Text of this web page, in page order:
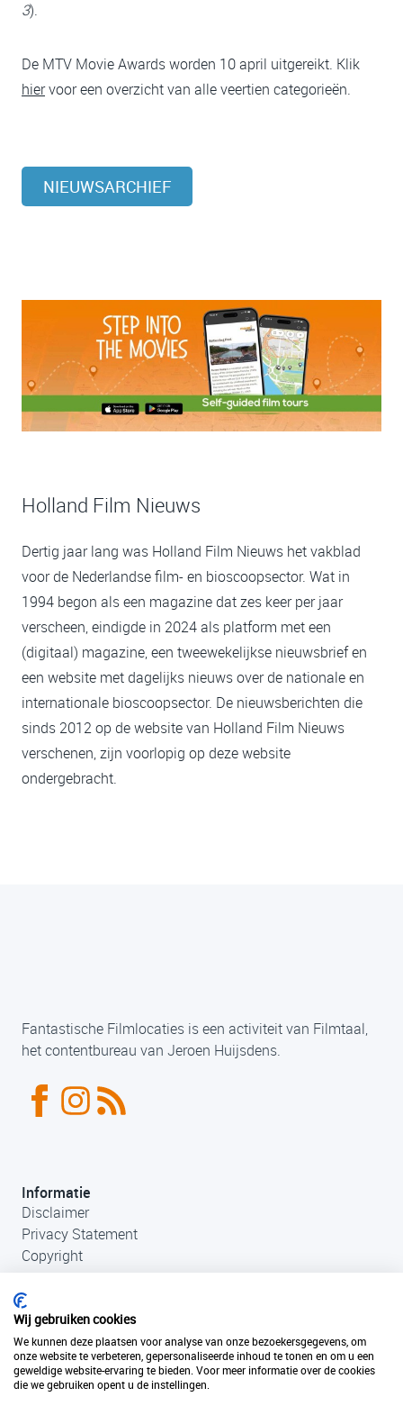
3).
De MTV Movie Awards worden 10 april uitgereikt. Klik
hiervoor een overzicht van alle veertien categorieën.
NIEUWSARCHIEF
Holland Film Nieuws
Dertig jaar lang was Holland Film Nieuws het vakblad
voor de Nederlandse film- en bioscoopsector. Wat in
1994 begon als een magazine dat zes keer per jaar
verscheen, eindigde in 2024 als platform met een
(digitaal) magazine, een tweewekelijkse nieuwsbrief en
een website met dagelijks nieuws over de nationale en
internationale bioscoopsector. De nieuwsberichten die
sinds 2012 op de website van Holland Film Nieuws
verschenen, zijn voorlopig op deze website
ondergebracht.
Fantastische Filmlocaties is een activiteit van Filmtaal,
het contentbureau van Jeroen Huijsdens.
Informatie
Disclaimer
Privacy Statement
Copyright
Contact
Wij gebruiken cookies
We kunnen deze plaatsen voor analyse van onze bezoekersgegevens, om
onze website te verbeteren, gepersonaliseerde inhoud te tonen en om u een
geweldige website-ervaring te bieden. Voor meer informatie over de cookies
die we gebruiken opent u de instellingen.